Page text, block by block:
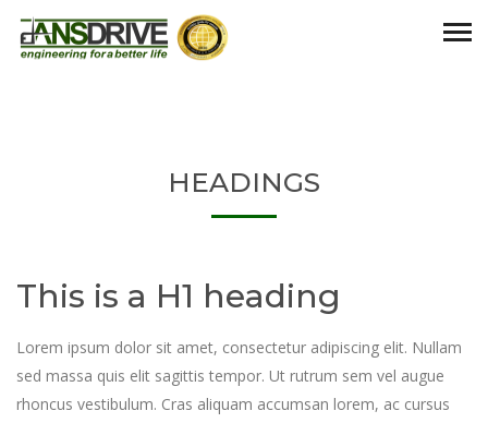
HEADINGS
This is a H1 heading
Lorem ipsum dolor sit amet, consectetur adipiscing elit. Nullam
sed massa quis elit sagittis tempor. Ut rutrum sem vel augue
rhoncus vestibulum. Cras aliquam accumsan lorem, ac cursus